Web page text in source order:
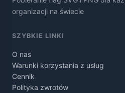
organizacji na świecie
SZYBKIE LINKI
O nas
Warunki korzystania z usług
Cennik
Polityka zwrotów